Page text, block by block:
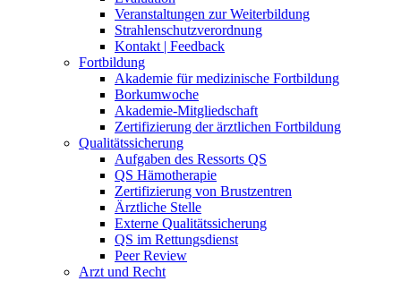
Veranstaltungen zur Weiterbildung
Strahlenschutzverordnung
Kontakt | Feedback
Fortbildung
Akademie für medizinische Fortbildung
Borkumwoche
Akademie-Mitgliedschaft
Zertifizierung der ärztlichen Fortbildung
Qualitätssicherung
Aufgaben des Ressorts QS
QS Hämotherapie
Zertifizierung von Brustzentren
Ärztliche Stelle
Externe Qualitätssicherung
QS im Rettungsdienst
Peer Review
Arzt und Recht